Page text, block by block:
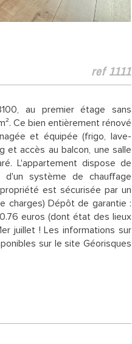
ref 1111
au premier étage sans
Ce bien entièrement rénové
et équipée (frigo, lave-
et accès au balcon, une salle
L'appartement dispose de
système de chauffage
est sécurisée par un
charges) Dépôt de garantie :
euros (dont état des lieux
juillet ! Les informations sur
sur le site Géorisques